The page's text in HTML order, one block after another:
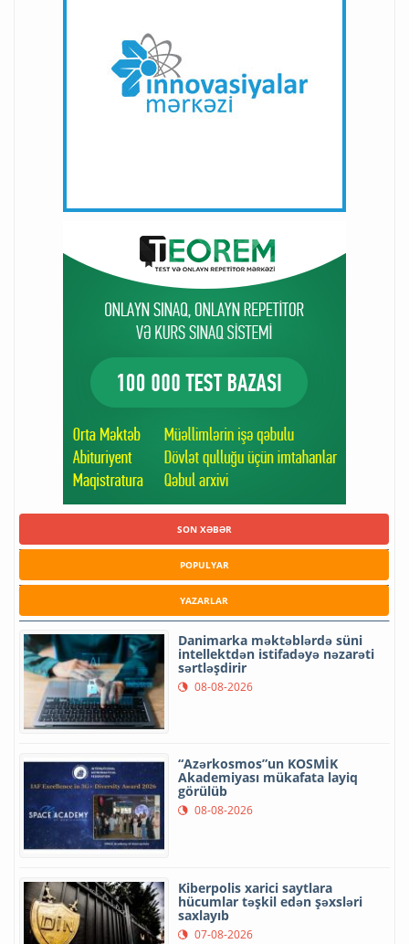
SON XƏBƏR
POPULYAR
YAZARLAR
Danimarka məktəblərdə süni
intellektdən istifadəyə nəzarəti
sərtləşdirir
08-08-2026
“Azərkosmos”un KOSMİK
Akademiyası mükafata layiq
görülüb
08-08-2026
Kiberpolis xarici saytlara
hücumlar təşkil edən şəxsləri
saxlayıb
07-08-2026